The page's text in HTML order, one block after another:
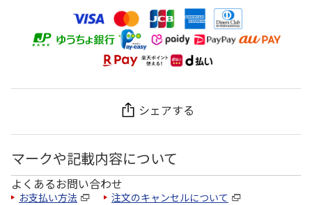
シェアする
マークや記載内容について
よくあるお問い合わせ
お支払い方法 注文のキャンセルについて